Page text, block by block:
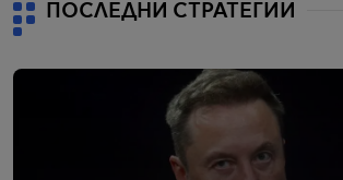
ПОСЛЕДНИ СТРАТЕГИИ